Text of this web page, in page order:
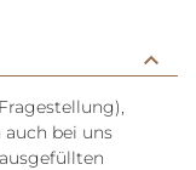
keyboard_arrow_down
bei uns